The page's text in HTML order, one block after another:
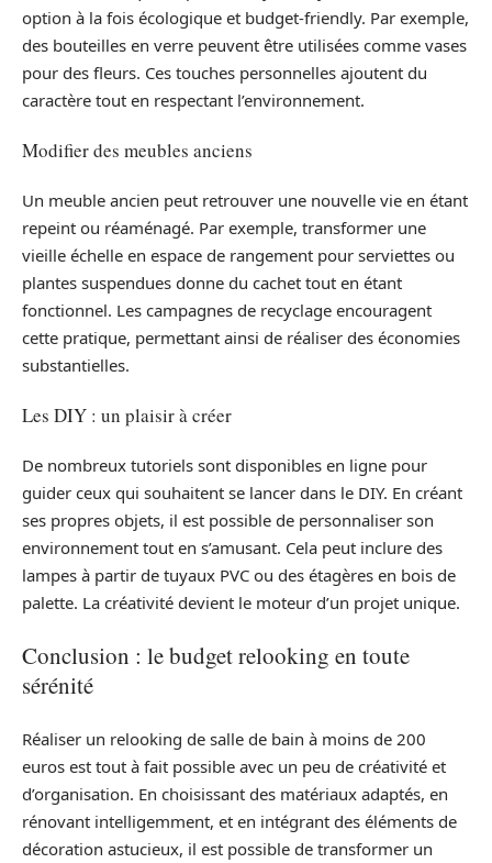
option à la fois écologique et budget-friendly. Par exemple,
des bouteilles en verre peuvent être utilisées comme vases
pour des fleurs. Ces touches personnelles ajoutent du
caractère tout en respectant l’environnement.
Modifier des meubles anciens
Un meuble ancien peut retrouver une nouvelle vie en étant
repeint ou réaménagé. Par exemple, transformer une
vieille échelle en espace de rangement pour serviettes ou
plantes suspendues donne du cachet tout en étant
fonctionnel. Les campagnes de recyclage encouragent
cette pratique, permettant ainsi de réaliser des économies
substantielles.
Les DIY : un plaisir à créer
De nombreux tutoriels sont disponibles en ligne pour
guider ceux qui souhaitent se lancer dans le DIY. En créant
ses propres objets, il est possible de personnaliser son
environnement tout en s’amusant. Cela peut inclure des
lampes à partir de tuyaux PVC ou des étagères en bois de
palette. La créativité devient le moteur d’un projet unique.
Conclusion : le budget relooking en toute
sérénité
Réaliser un relooking de salle de bain à moins de 200
euros est tout à fait possible avec un peu de créativité et
d’organisation. En choisissant des matériaux adaptés, en
rénovant intelligemment, et en intégrant des éléments de
décoration astucieux, il est possible de transformer un